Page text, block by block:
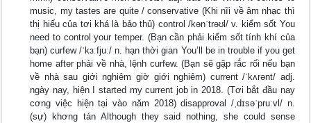
music, my tastes are quite / conservative (Khi nĩi về âm nhạc thì
thị hiếu của tơi khá là bảo thủ) control /kənˈtrəʊl/ v. kiểm sốt You
need to control your temper. (Bạn cần phải kiểm sốt tính khí của
bạn) curfew /ˈkɜːfjuː/ n. hạn thời gian You’ll be in trouble if you get
home after phải về nhà, lệnh curfew. (Bạn sẽ gặp rắc rối nếu bạn
về nhà sau giới nghiêm giờ giới nghiêm) current /ˈkʌrənt/ adj.
ngày nay, hiện I started my current job in 2018. (Tơi bắt đầu nay
cơng việc hiện tại vào năm 2018) disapproval /ˌdɪsəˈpruːvl/ n.
(sự) khơng tán Although they said nothing, she could sense